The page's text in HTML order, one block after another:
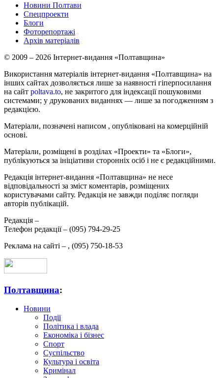
Новини Полтави
Спецпроекти
Блоги
Фоторепортажі
Архів матеріалів
© 2009 – 2026 Інтернет-видання «Полтавщина»
Використання матеріалів інтернет-видання «Полтавщина» на
інших сайтах дозволяється лише за наявності гіперпосилання
на сайт poltava.to, не закритого для індексації пошуковими
системами; у друкованих виданнях — лише за погодженням з
редакцією.
Матеріали, позначені написом , опубліковані на комерційній
основі.
Матеріали, розміщені в розділах «Проекти» та «Блоги»,
публікуються за ініціативи сторонніх осіб і не є редакційними.
Редакція інтернет-видання «Полтавщина» не несе
відповідальності за зміст коментарів, розміщених
користувачами сайту. Редакція не завжди поділяє погляди
авторів публікацій.
Редакція –
Телефон редакції – (095) 794-29-25
Реклама на сайті – , (095) 750-18-53
Полтавщина:
Новини
Події
Політика і влада
Економіка і бізнес
Спорт
Суспільство
Культура і освіта
Кримінал